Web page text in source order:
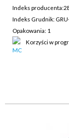
Indeks producenta:
Indeks Grudnik:
Opakowania: 1
Korzyści w